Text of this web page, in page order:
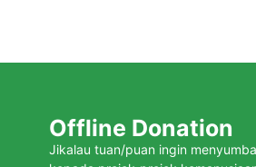
Offline Donation
Jikalau tuan/puan ingin